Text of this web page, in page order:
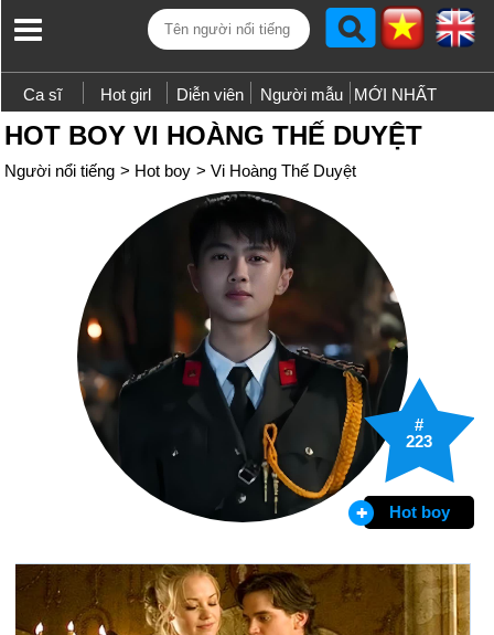
Ca sĩ Hot girl Diễn viên Người mẫu MỚI NHẤT
HOT BOY VI HOÀNG THẾ DUYỆT
Người nổi tiếng > Hot boy > Vi Hoàng Thế Duyệt
#
223
Hot boy